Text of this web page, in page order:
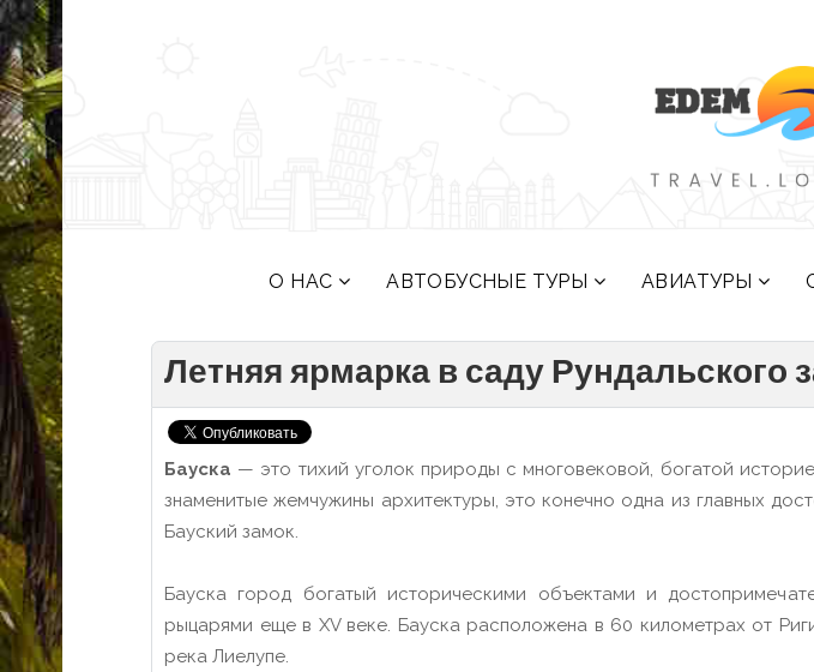
О НАС АВТОБУСНЫЕ ТУРЫ АВИАТУРЫ
Летняя ярмарка в саду Рундальского
Бауска — это тихий уголок природы с многовековой, богатой
знаменитые жемчужины архитектуры, это конечно одна из главных
Бауский замок.
Бауска город богатый историческими объектами и
рыцарями еще в XV веке. Бауска расположена в 60 километрах от
река Лиелупе.